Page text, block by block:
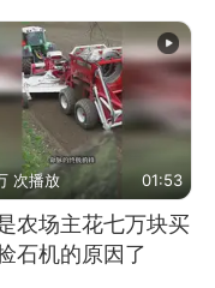
次播放 01:53
农场主花七万块买
石机的原因了